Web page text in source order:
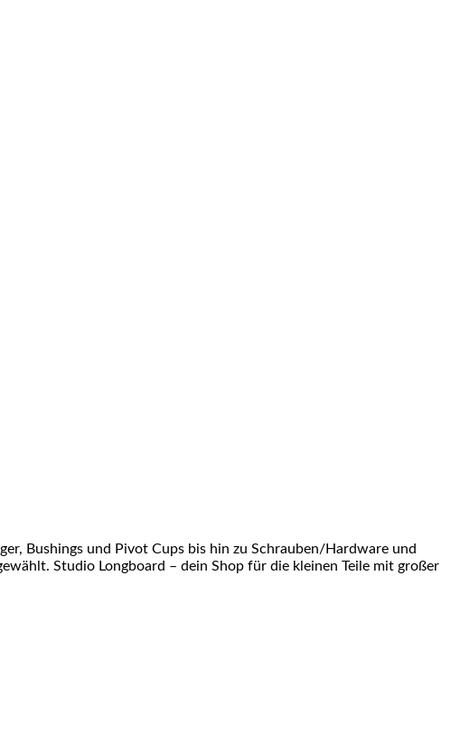
Bushings und Pivot Cups bis hin zu Schrauben/Hardware und
Studio Longboard – dein Shop für die kleinen Teile mit großer